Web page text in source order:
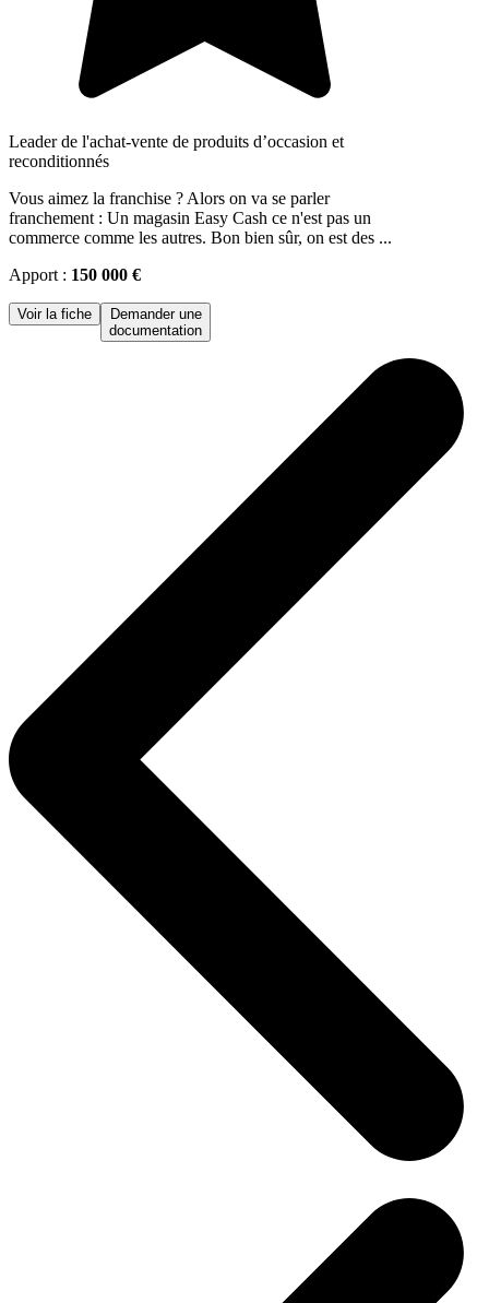
Leader de l'achat-vente de produits d’occasion et
reconditionnés
Vous aimez la franchise ? Alors on va se parler
franchement : Un magasin Easy Cash ce n'est pas un
commerce comme les autres. Bon bien sûr, on est des ...
Apport : 150 000 €
Voir la fiche
Demander une
documentation